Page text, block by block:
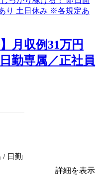
月収例31万円
勤専属／正社員
/ 日勤
詳細を表示